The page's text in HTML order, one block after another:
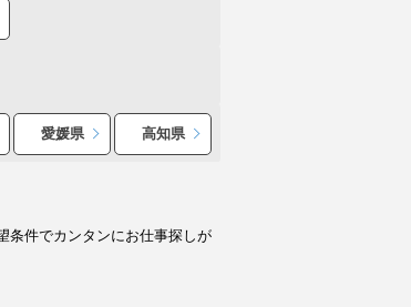
愛媛県 高知県
条件でカンタンにお仕事探しが